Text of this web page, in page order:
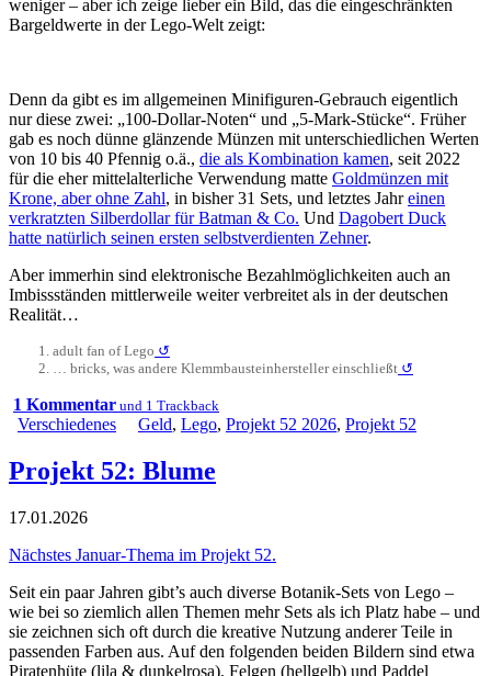
weniger – aber ich zeige lieber ein Bild, das die eingeschränkten
Bargeldwerte in der Lego-Welt zeigt:
Denn da gibt es im allgemeinen Minifiguren-Gebrauch eigentlich
nur diese zwei: „100-Dollar-Noten“ und „5-Mark-Stücke“. Früher
gab es noch dünne glänzende Münzen mit unterschiedlichen Werten
von 10 bis 40 Pfennig o.ä., die als Kombination kamen, seit 2022
für die eher mittelalterliche Verwendung matte Goldmünzen mit
Krone, aber ohne Zahl, in bisher 31 Sets, und letztes Jahreinen
verkratzten Silberdollar für Batman & Co. Und Dagobert Duck
hatte natürlich seinen ersten selbstverdienten Zehner.
Aber immerhin sind elektronische Bezahlmöglichkeiten auch an
Imbissständen mittlerweile weiter verbreitet als in der deutschen
Realität…
adult fan of Lego ↺
… bricks, was andere Klemmbausteinhersteller einschließt ↺
1 Kommentar und 1 Trackback
Verschiedenes Geld, Lego, Projekt 52 2026, Projekt 52
Projekt 52: Blume
17.01.2026
Nächstes Januar-Thema im Projekt 52.
Seit ein paar Jahren gibt’s auch diverse Botanik-Sets von Lego –
wie bei so ziemlich allen Themen mehr Sets als ich Platz habe – und
sie zeichnen sich oft durch die kreative Nutzung anderer Teile in
passenden Farben aus. Auf den folgenden beiden Bildern sind etwa
Piratenhüte (lila & dunkelrosa), Felgen (hellgelb) und Paddel